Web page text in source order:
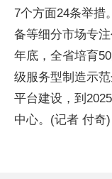
7个方面24条举措
备等细分市场专
年底，全省培育
级服务型制造示
平台建设，到
中心。(记者 付奇)